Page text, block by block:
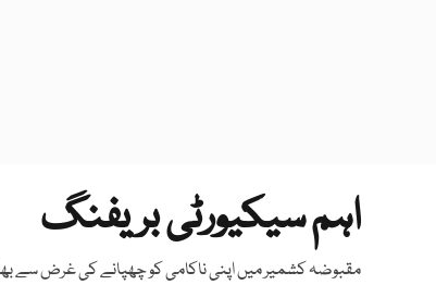
اہم سیکیورٹی بریفنگ
مقبوضہ کشمیر میں اپنی ناکامی کو چھپانے کی غرض سے